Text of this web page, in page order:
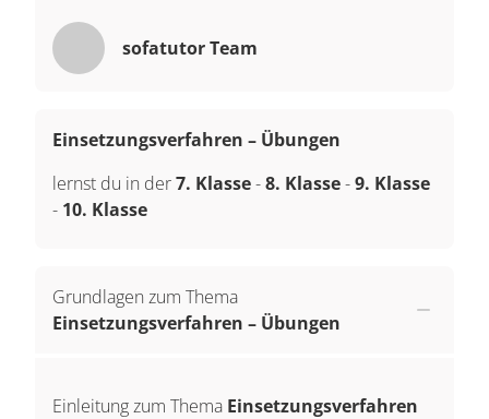
sofatutor Team
Einsetzungsverfahren – Übungen
lernst du in der7. Klasse-8. Klasse-9. Klasse
- 10. Klasse
Grundlagen zum Thema
Einsetzungsverfahren – Übungen
Einleitung zum Thema Einsetzungsverfahren